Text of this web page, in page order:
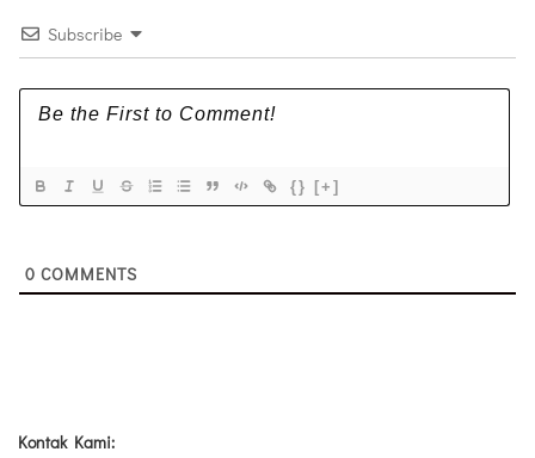
Subscribe
{} [+]
0 COMMENTS
Kontak Kami: